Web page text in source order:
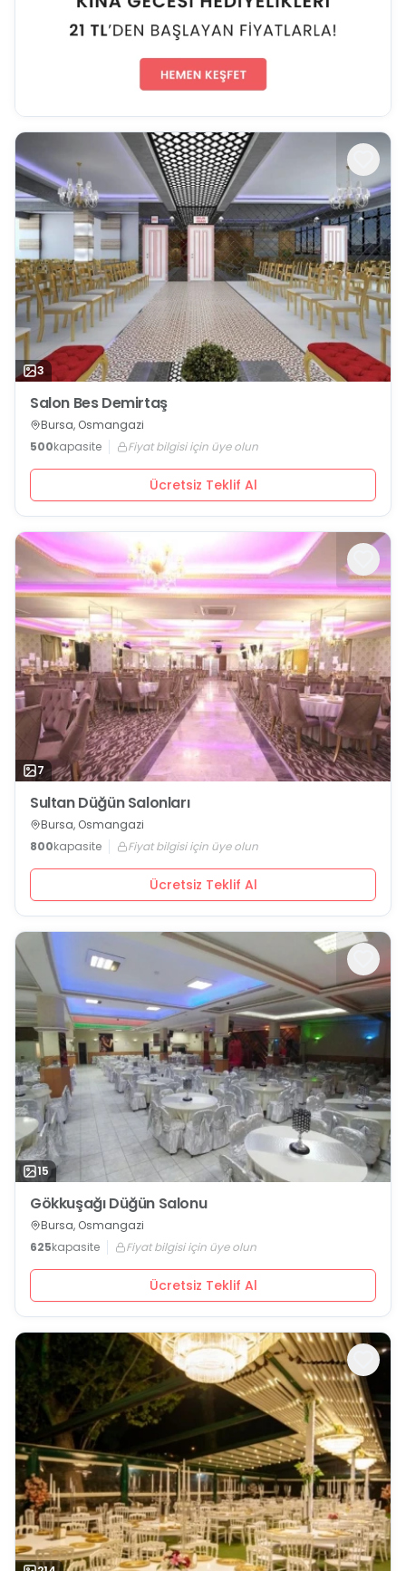
3
Salon Bes Demirtaş
Bursa, Osmangazi
500kapasite Fiyat bilgisi için üye olun
Ücretsiz Teklif Al
7
Sultan Düğün Salonları
Bursa, Osmangazi
800kapasite Fiyat bilgisi için üye olun
Ücretsiz Teklif Al
15
Gökkuşağı Düğün Salonu
Bursa, Osmangazi
625kapasite Fiyat bilgisi için üye olun
Ücretsiz Teklif Al